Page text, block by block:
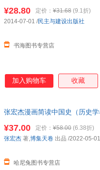
¥28.80 定价： ¥31.68 (9.1折)
书海图书专营店
2014-07-01 /民主与建设出版社
加入购物车 收藏
张宏杰漫画简读中国史（历史
¥37.00 定价： ¥58.00 (6.38折)
哈尼兔图书专营店
张宏杰 著,博集天卷 出品 /2022-05-01